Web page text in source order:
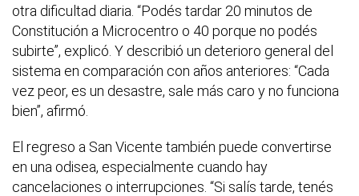
otra dificultad diaria. “Podés tardar 20 minutos de
Constitución a Microcentro o 40 porque no podés
subirte”, explicó. Y describió un deterioro general del
sistema en comparación con años anteriores: “Cada
vez peor, es un desastre, sale más caro y no funciona
bien”, afirmó.
El regreso a San Vicente también puede convertirse
en una odisea, especialmente cuando hay
cancelaciones o interrupciones. “Si salís tarde, tenés